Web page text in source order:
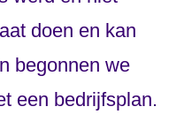
doen en kan
begonnen we
een bedrijfsplan.